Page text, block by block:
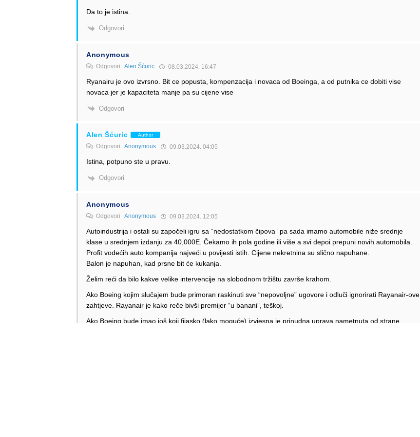
Da to je istina.
Odgovori
Anonymous
Odgovori Alen Šćuric 08.03.2024. 16:47
Ryanairu je ovo izvrsno. Bit ce popusta, kompenzacija i novaca od Boeinga, a od putnika ce dobiti vise
novaca jer je kapaciteta manje pa su cijene vise
Odgovori
Alen Šćuric Author
Odgovori Anonymous 09.03.2024. 04:05
Istina, potpuno ste u pravu.
Odgovori
Anonymous
Odgovori Anonymous 09.03.2024. 12:05
Autoindustrija i ostali su započeli igru sa “nedostatkom čipova” pa sada imamo automobile niže srednje
klase u srednjem izdanju za 40,000E. Čekamo ih pola godine ili više a svi depoi prepuni novih automobila.
Profit vodećih auto kompanija najveći u povijesti istih. Cijene nekretnina su slično napuhane.
Balon je napuhan, kad prsne bit će kukanja.
Želim reći da bilo kakve velike intervencije na slobodnom tržištu završe krahom.
Ako Boeing kojim slučajem bude primoran raskinuti sve “nepovoljne” ugovore i odluči ignorirati Rayanair-ove
zahtjeve. Rayanair je kako reče bivši premijer “u banani”, teškoj.
Ako Boeing bude imao još koji fijasko (lako moguće) izvjesna je prinudna uprava nametnuta od strane